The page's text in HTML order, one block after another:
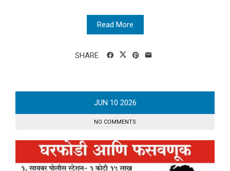
Read More
SHARE
JUN 10 2026
NO COMMENTS